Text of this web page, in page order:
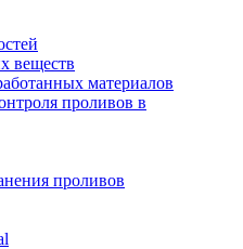
веществ
материалов
проливов в
проливов